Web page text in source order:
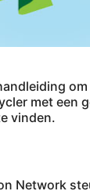
om
met een
vinden.
Network